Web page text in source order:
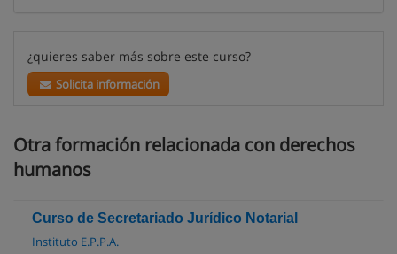
¿quieres saber más sobre este curso?
Solicita información
Otra formación relacionada con derechos
humanos
Curso de Secretariado Jurídico Notarial
Instituto E.P.P.A.